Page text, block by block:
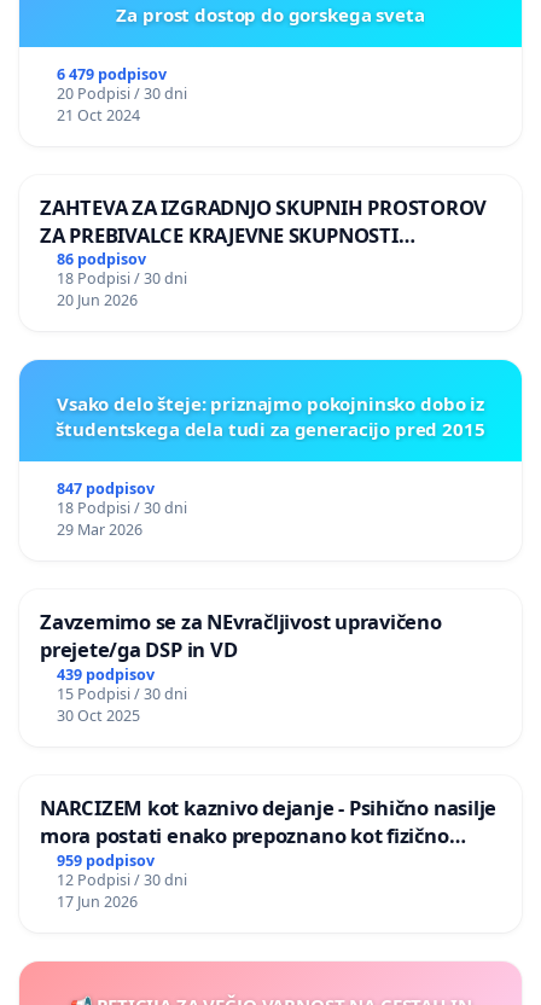
Za prost dostop do gorskega sveta
6 479 podpisov
20 Podpisi / 30 dni
21 Oct 2024
ZAHTEVA ZA IZGRADNJO SKUPNIH PROSTOROV
ZA PREBIVALCE KRAJEVNE SKUPNOSTI
PRESTRANEK
86 podpisov
18 Podpisi / 30 dni
20 Jun 2026
Vsako delo šteje: priznajmo pokojninsko dobo iz
študentskega dela tudi za generacijo pred 2015
847 podpisov
18 Podpisi / 30 dni
29 Mar 2026
Zavzemimo se za NEvračljivost upravičeno
prejete/ga DSP in VD
439 podpisov
15 Podpisi / 30 dni
30 Oct 2025
NARCIZEM kot kaznivo dejanje - Psihično nasilje
mora postati enako prepoznano kot fizično
nasilje
959 podpisov
12 Podpisi / 30 dni
17 Jun 2026